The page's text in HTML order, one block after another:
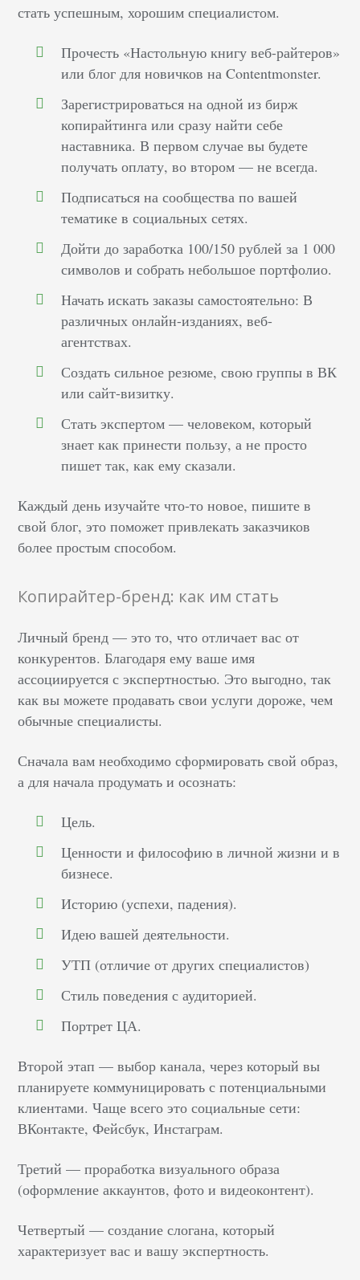
стать успешным, хорошим специалистом.
Прочесть «Настольную книгу веб-райтеров»
или блог для новичков на Contentmonster.
Зарегистрироваться на одной из бирж
копирайтинга или сразу найти себе
наставника. В первом случае вы будете
получать оплату, во втором –– не всегда.
Подписаться на сообщества по вашей
тематике в социальных сетях.
Дойти до заработка 100/150 рублей за 1 000
символов и собрать небольшое портфолио.
Начать искать заказы самостоятельно: В
различных онлайн-изданиях, веб-
агентствах.
Создать сильное резюме, свою группы в ВК
или сайт-визитку.
Стать экспертом –– человеком, который
знает как принести пользу, а не просто
пишет так, как ему сказали.
Каждый день изучайте что-то новое, пишите в
свой блог, это поможет привлекать заказчиков
более простым способом.
Копирайтер-бренд: как им стать
Личный бренд –– это то, что отличает вас от
конкурентов. Благодаря ему ваше имя
ассоциируется с экспертностью. Это выгодно, так
как вы можете продавать свои услуги дороже, чем
обычные специалисты.
Сначала вам необходимо сформировать свой образ,
а для начала продумать и осознать:
Цель.
Ценности и философию в личной жизни и в
бизнесе.
Историю (успехи, падения).
Идею вашей деятельности.
УТП (отличие от других специалистов)
Стиль поведения с аудиторией.
Портрет ЦА.
Второй этап –– выбор канала, через который вы
планируете коммуницировать с потенциальными
клиентами. Чаще всего это социальные сети:
ВКонтакте, Фейсбук, Инстаграм.
Третий –– проработка визуального образа
(оформление аккаунтов, фото и видеоконтент).
Четвертый –– создание слогана, который
характеризует вас и вашу экспертность.